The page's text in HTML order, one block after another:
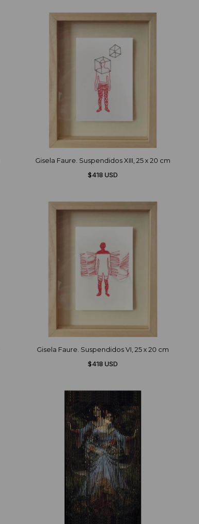
Gisela Faure. Suspendidos XIII, 25 x 20 cm
$418 USD
Gisela Faure. Suspendidos VI, 25 x 20 cm
$418 USD